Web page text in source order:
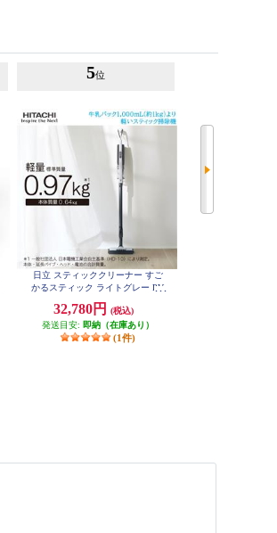
5位
日立 スティッククリーナー すご
かるスティック ライトグレー PV-
32,780円
(税込)
発送目安: 即納（在庫あり）
(1件)